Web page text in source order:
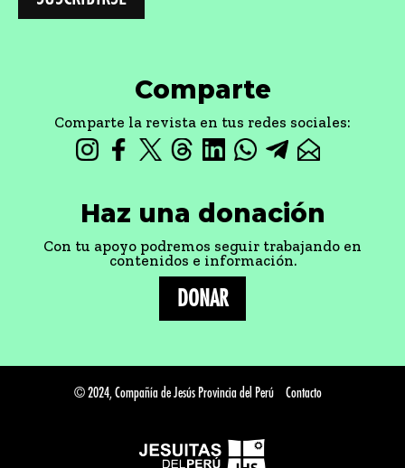
Comparte
Comparte la revista en tus redes sociales:
Haz una donación
Con tu apoyo podremos seguir trabajando en
contenidos e información.
DONAR
© 2024, Compañía de Jesús Provincia del Perú Contacto